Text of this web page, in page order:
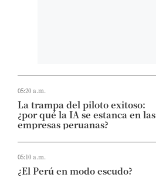
05:20 a.m.
La trampa del piloto exitoso:
¿por qué la IA se estanca en las
empresas peruanas?
05:10 a.m.
¿El Perú en modo escudo?